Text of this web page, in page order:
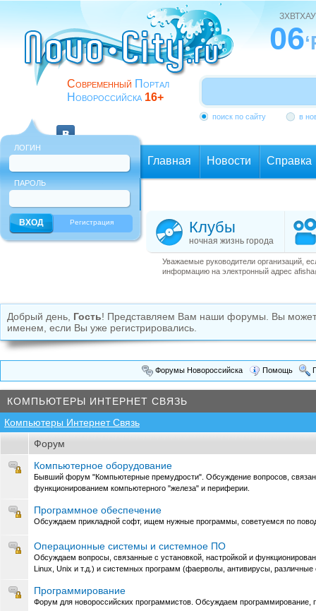
Современный Портал
Новороссийска 16+
ЗХВТХАУ
06
поиск по сайту в
ЛОГИН
ПАРОЛЬ
Регистрация
Главная Новости Справка
Клубы
ночная жизнь города
Уважаемые руководители организаций,
информацию на электронный адрес
Добрый день, Гость! Представляем Вам наши форумы. Вы
именем, если Вы уже регистрировались.
Форумы Новороссийска Помощь
КОМПЬЮТЕРЫ ИНТЕРНЕТ СВЯЗЬ
Компьютеры Интернет Связь
Форум
Компьютерное оборудование
Бывший форум "Компьютерные премудрости". Обсуждение вопросов,
функционированием компьютерного "железа" и периферии.
Программное обеспечение
Обсуждаем прикладной софт, ищем нужные программы, советуемся по
Операционные системы и системное ПО
Обсуждаем вопросы, связанные с установкой, настройкой и
Linux, Unix и т.д.) и системных программ (фаерволы, антивирусы,
Программирование
Форум для новороссийских программистов. Обсуждаем программирование,